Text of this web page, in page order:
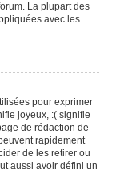
La plupart des
avec les
pour exprimer
joyeux, :( signifie
de rédaction de
rapidement
de les retirer ou
aussi avoir défini un